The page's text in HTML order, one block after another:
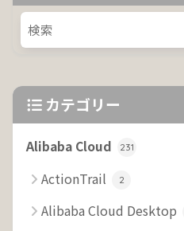
カテゴリー
Alibaba Cloud 231
ActionTrail 2
Alibaba Cloud Desktop